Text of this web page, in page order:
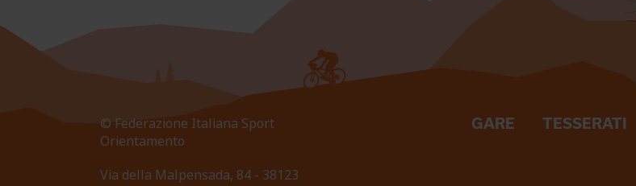
© Federazione Italiana Sport
Orientamento
Via della Malpensada, 84 - 38123
GARE TESSERATI